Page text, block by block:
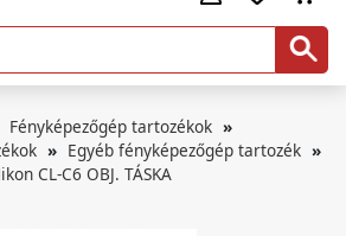
Fényképezőgép tartozékok
Egyéb fényképezőgép tartozék
CL-C6 OBJ. TÁSKA